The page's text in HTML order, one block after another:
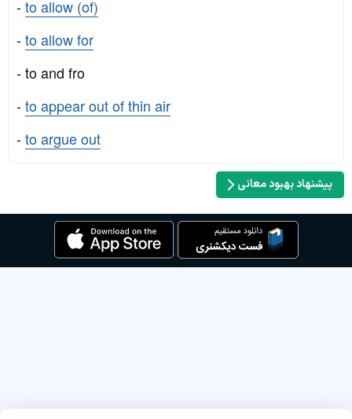
-to allow (of)
-to allow for
- to and fro
-to appear out of thin air
-to argue out
پیشنهاد بهبود معانی